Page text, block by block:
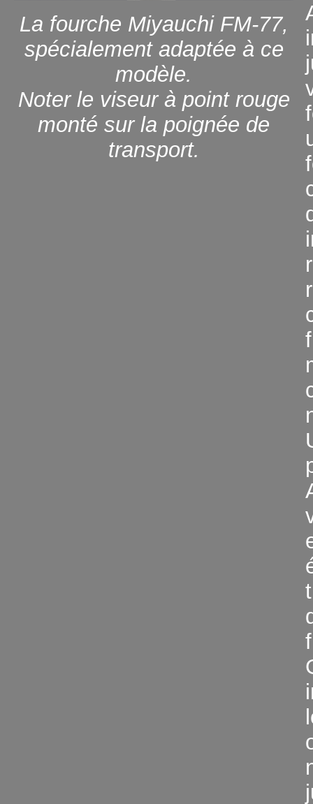
La fourche Miyauchi FM-77,
spécialement adaptée à ce
modèle.
Noter le viseur à point rouge
monté sur la poignée de
transport.